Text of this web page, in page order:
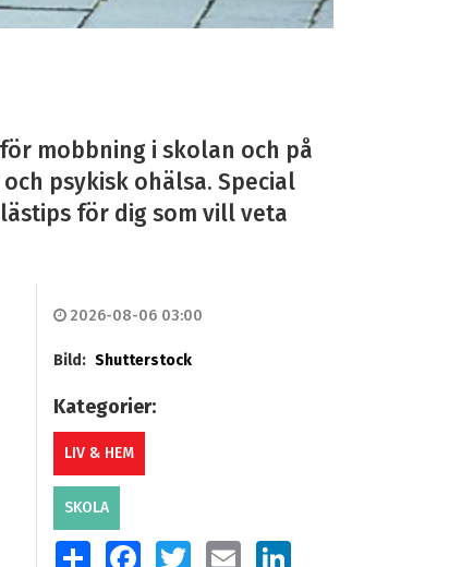
mobbning i skolan och på
psykisk ohälsa. Special
för dig som vill veta
2026-08-06 03:00
Bild: Shutterstock
Kategorier:
LIV & HEM
SKOLA
SHARE FACEBOOKTWITTEREMAIL LINKEDIN